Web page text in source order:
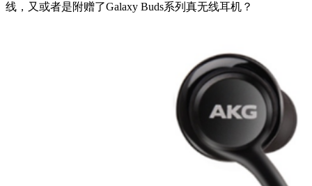
线，又或者是附赠了Galaxy Buds系列真无线耳机？